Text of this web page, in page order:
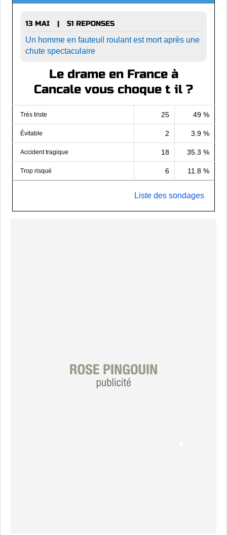
13 MAI |
51 REPONSES
Un homme en fauteuil roulant est mort après une
chute spectaculaire
Le drame en France à
Cancale vous choque t il ?
Très triste 25 49 %
Évitable 2 3.9 %
Accident tragique 18 35.3 %
Trop risqué 6 11.8 %
Liste des sondages